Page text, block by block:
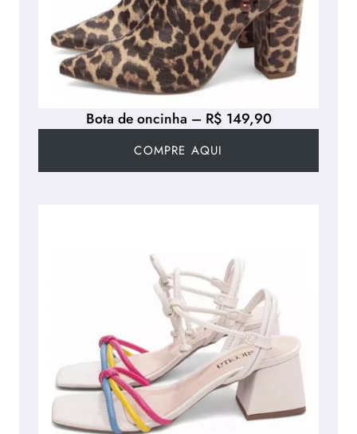
Bota de oncinha – R$ 149,90
COMPRE AQUI